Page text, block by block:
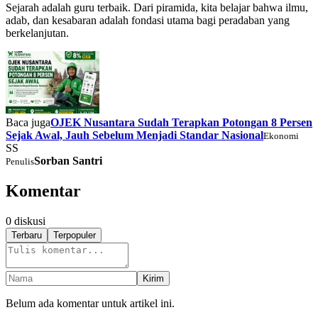
Sejarah adalah guru terbaik. Dari piramida, kita belajar bahwa ilmu,
adab, dan kesabaran adalah fondasi utama bagi peradaban yang
berkelanjutan.
Baca jugaOJEK Nusantara Sudah Terapkan Potongan 8 Persen
Sejak Awal, Jauh Sebelum Menjadi Standar NasionalEkonomi
SS
PenulisSorban Santri
Komentar
0 diskusi
Terbaru Terpopuler
Kirim
Belum ada komentar untuk artikel ini.